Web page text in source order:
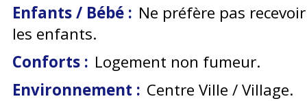
Enfants / Bébé : Ne préfère pas recevoir
les enfants
Conforts : Logement non fumeur
Environnement : Centre Ville / Village